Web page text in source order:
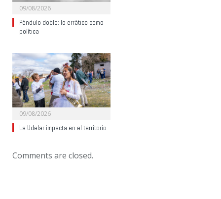
09/08/2026
Péndulo doble: lo errático como
política
09/08/2026
La Udelar impacta en el territorio
Comments are closed.